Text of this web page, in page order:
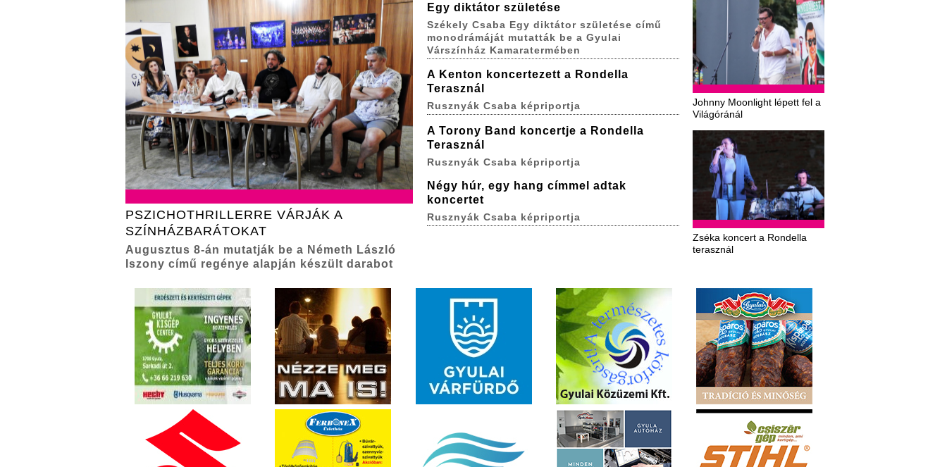
PSZICHOTHRILLERRE VÁRJÁK A
SZÍNHÁZBARÁTOKAT
Augusztus 8-án mutatják be a Németh László
Iszony című regénye alapján készült darabot
Johnny Moonlight lépett fel a
Világóránál
Zséka koncert a Rondella
terasznál
Egy diktátor születése
Székely Csaba Egy diktátor születése című
monodrámáját mutatták be a Gyulai
Várszínház Kamaratermében
A Kenton koncertezett a Rondella
Terasznál
Rusznyák Csaba képriportja
A Torony Band koncertje a Rondella
Terasznál
Rusznyák Csaba képriportja
Négy húr, egy hang címmel adtak
koncertet
Rusznyák Csaba képriportja